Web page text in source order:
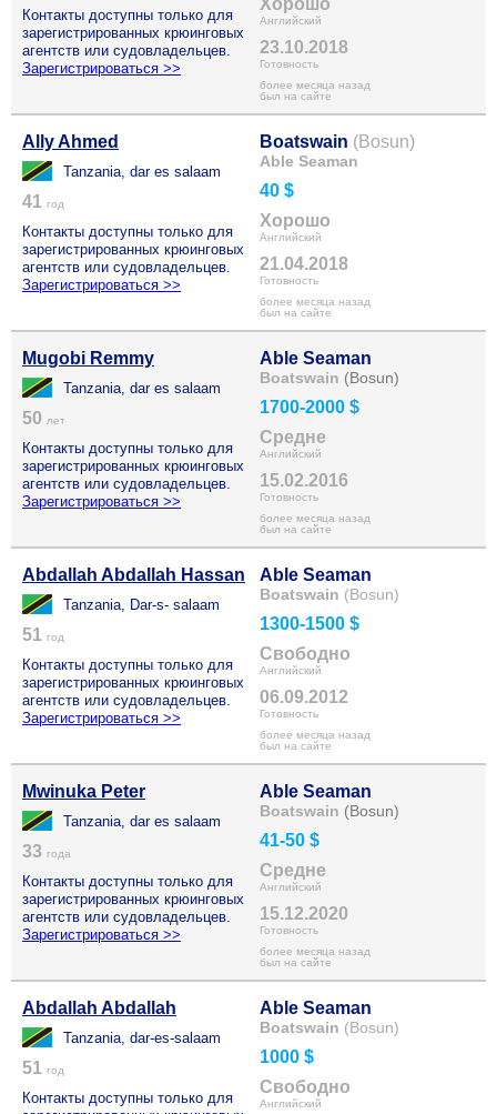
Контакты доступны только для
зарегистрированных крюинговых
агентств или судовладельцев.
Зарегистрироваться >>
Хорошо
Английский
23.10.2018
Готовность
более месяца назад
был на сайте
Ally Ahmed
Tanzania, dar es salaam
41 год
Контакты доступны только для
зарегистрированных крюинговых
агентств или судовладельцев.
Зарегистрироваться >>
Boatswain (Bosun)
Able Seaman
40 $
Хорошо
Английский
21.04.2018
Готовность
более месяца назад
был на сайте
Mugobi Remmy
Tanzania, dar es salaam
50 лет
Контакты доступны только для
зарегистрированных крюинговых
агентств или судовладельцев.
Зарегистрироваться >>
Able Seaman
Boatswain (Bosun)
1700-2000 $
Средне
Английский
15.02.2016
Готовность
более месяца назад
был на сайте
Abdallah Abdallah Hassan
Tanzania, Dar-s- salaam
51 год
Контакты доступны только для
зарегистрированных крюинговых
агентств или судовладельцев.
Зарегистрироваться >>
Able Seaman
Boatswain (Bosun)
1300-1500 $
Свободно
Английский
06.09.2012
Готовность
более месяца назад
был на сайте
Mwinuka Peter
Tanzania, dar es salaam
33 года
Контакты доступны только для
зарегистрированных крюинговых
агентств или судовладельцев.
Зарегистрироваться >>
Able Seaman
Boatswain (Bosun)
41-50 $
Средне
Английский
15.12.2020
Готовность
более месяца назад
был на сайте
Abdallah Abdallah
Tanzania, dar-es-salaam
51 год
Контакты доступны только для
Able Seaman
Boatswain (Bosun)
1000 $
Свободно
Английский